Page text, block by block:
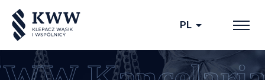
PL arrow_drop_down